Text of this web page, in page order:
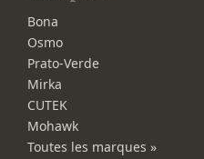
Bona
Osmo
Prato-Verde
Mirka
CUTEK
Mohawk
Toutes les marques »